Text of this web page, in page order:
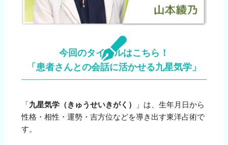
今回のタイトルはこちら！
「患者さんとの会話に活かせる九星気学」
「九星気学（きゅうせいきがく）
」は、生年月日から
性格・相性・運勢・吉方位などを導き出す東洋占術で
す。